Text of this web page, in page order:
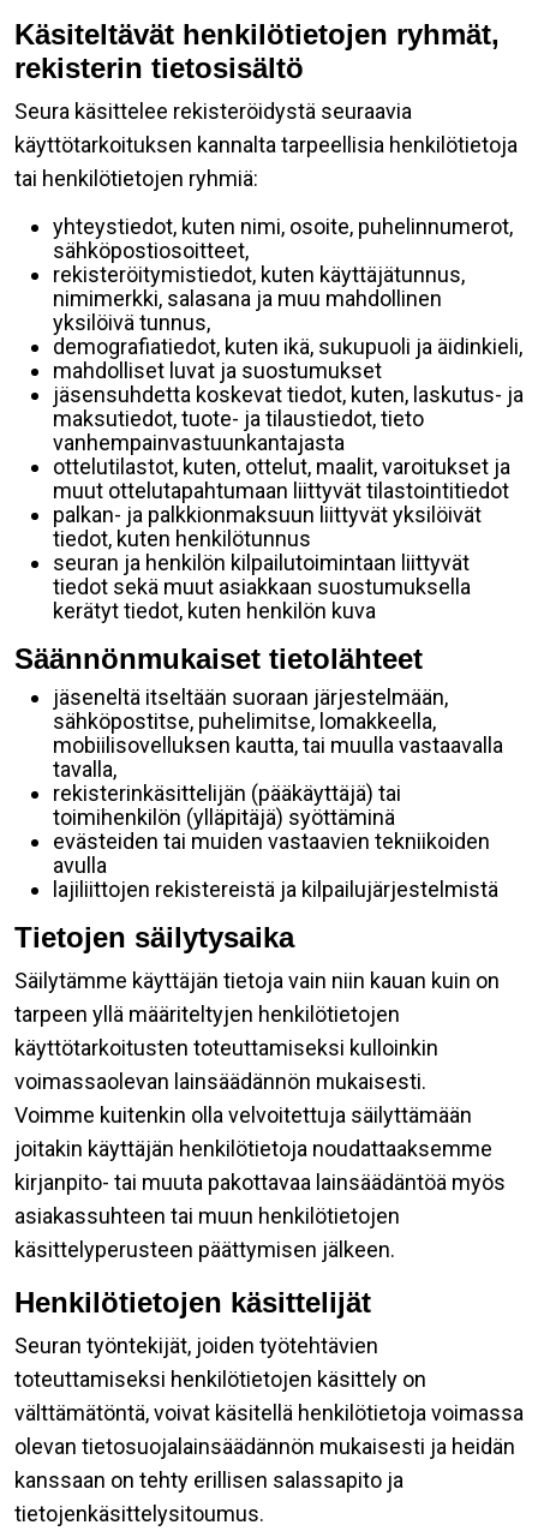
Käsiteltävät henkilötietojen ryhmät,
rekisterin tietosisältö
Seura käsittelee rekisteröidystä seuraavia
käyttötarkoituksen kannalta tarpeellisia henkilötietoja
tai henkilötietojen ryhmiä:
yhteystiedot, kuten nimi, osoite, puhelinnumerot,
sähköpostiosoitteet,
rekisteröitymistiedot, kuten käyttäjätunnus,
nimimerkki, salasana ja muu mahdollinen
yksilöivä tunnus,
demografiatiedot, kuten ikä, sukupuoli ja äidinkieli,
mahdolliset luvat ja suostumukset
jäsensuhdetta koskevat tiedot, kuten, laskutus- ja
maksutiedot, tuote- ja tilaustiedot, tieto
vanhempainvastuunkantajasta
ottelutilastot, kuten, ottelut, maalit, varoitukset ja
muut ottelutapahtumaan liittyvät tilastointitiedot
palkan- ja palkkionmaksuun liittyvät yksilöivät
tiedot, kuten henkilötunnus
seuran ja henkilön kilpailutoimintaan liittyvät
tiedot sekä muut asiakkaan suostumuksella
kerätyt tiedot, kuten henkilön kuva
Säännönmukaiset tietolähteet
jäseneltä itseltään suoraan järjestelmään,
sähköpostitse, puhelimitse, lomakkeella,
mobiilisovelluksen kautta, tai muulla vastaavalla
tavalla,
rekisterinkäsittelijän (pääkäyttäjä) tai
toimihenkilön (ylläpitäjä) syöttäminä
evästeiden tai muiden vastaavien tekniikoiden
avulla
lajiliittojen rekistereistä ja kilpailujärjestelmistä
Tietojen säilytysaika
Säilytämme käyttäjän tietoja vain niin kauan kuin on
tarpeen yllä määriteltyjen henkilötietojen
käyttötarkoitusten toteuttamiseksi kulloinkin
voimassaolevan lainsäädännön mukaisesti.
Voimme kuitenkin olla velvoitettuja säilyttämään
joitakin käyttäjän henkilötietoja noudattaaksemme
kirjanpito- tai muuta pakottavaa lainsäädäntöä myös
asiakassuhteen tai muun henkilötietojen
käsittelyperusteen päättymisen jälkeen.
Henkilötietojen käsittelijät
Seuran työntekijät, joiden työtehtävien
toteuttamiseksi henkilötietojen käsittely on
välttämätöntä, voivat käsitellä henkilötietoja voimassa
olevan tietosuojalainsäädännön mukaisesti ja heidän
kanssaan on tehty erillisen salassapito ja
tietojenkäsittelysitoumus.